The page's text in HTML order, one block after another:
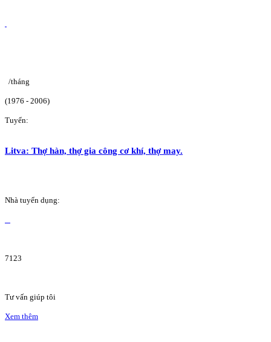
/tháng
(1976 - 2006)
Tuyển:
Litva: Thợ hàn, thợ gia công cơ khí, thợ may.
Nhà tuyển dụng:
7123
Tư vấn giúp tôi
Xem thêm